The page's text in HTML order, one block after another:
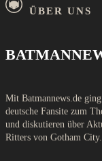
ÜBER UNS
Mit Batmannews.de
deutsche Fansite zum
und diskutieren über
Ritters von Gotham City.